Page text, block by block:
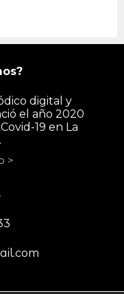
digital y
el año 2020
19 en La
>